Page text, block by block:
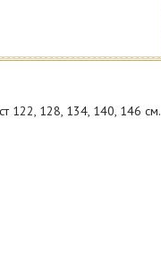
122, 128, 134, 140, 146 см.